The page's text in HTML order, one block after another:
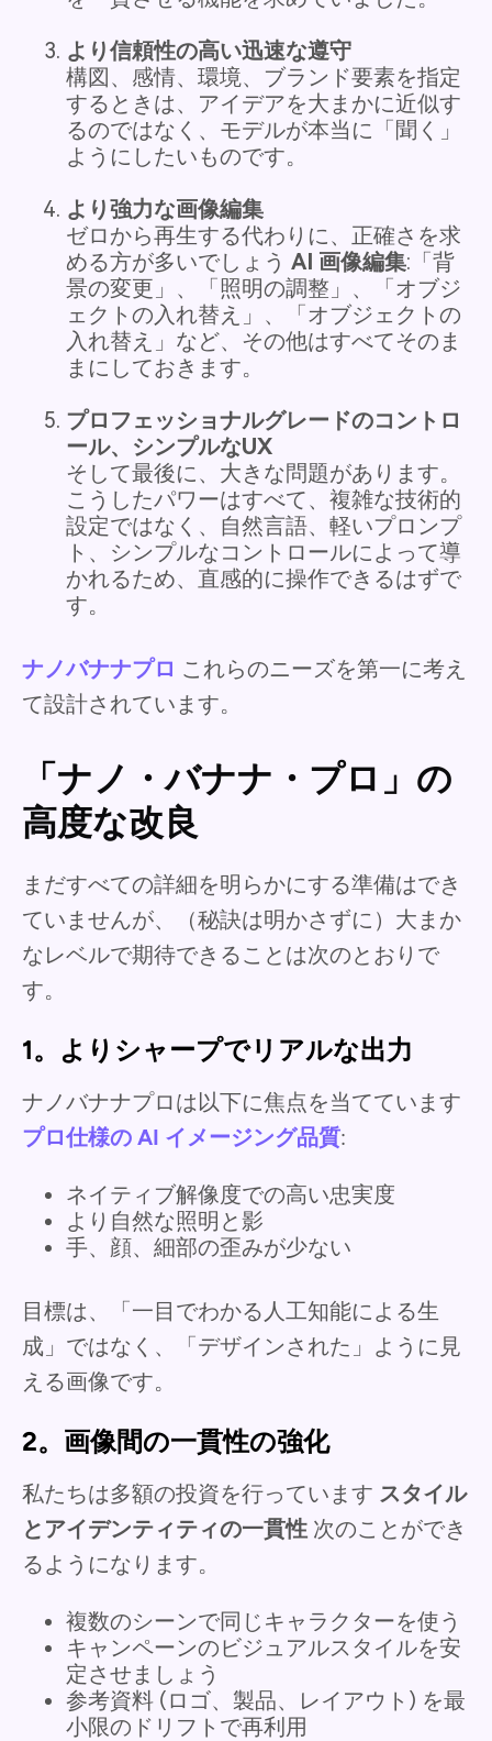
より信頼性の高い迅速な遵守
構図、感情、環境、ブランド要素を指定
するときは、アイデアを大まかに近似す
るのではなく、モデルが本当に「聞く」
ようにしたいものです。
より強力な画像編集
ゼロから再生する代わりに、正確さを求
める方が多いでしょう AI 画像編集:「背
景の変更」、「照明の調整」、「オブジ
ェクトの入れ替え」、「オブジェクトの
入れ替え」など、その他はすべてそのま
まにしておきます。
プロフェッショナルグレードのコントロ
ール、シンプルなUX
そして最後に、大きな問題があります。
こうしたパワーはすべて、複雑な技術的
設定ではなく、自然言語、軽いプロンプ
ト、シンプルなコントロールによって導
かれるため、直感的に操作できるはずで
す。
ナノバナナプロ これらのニーズを第一に考え
て設計されています。
「ナノ・バナナ・プロ」の
高度な改良
まだすべての詳細を明らかにする準備はでき
ていませんが、（秘訣は明かさずに）大まか
なレベルで期待できることは次のとおりで
す。
1。よりシャープでリアルな出力
ナノバナナプロは以下に焦点を当てています
プロ仕様の AI イメージング品質:
ネイティブ解像度での高い忠実度
より自然な照明と影
手、顔、細部の歪みが少ない
目標は、「一目でわかる人工知能による生
成」ではなく、「デザインされた」ように見
える画像です。
2。画像間の一貫性の強化
私たちは多額の投資を行っています スタイル
とアイデンティティの一貫性 次のことができ
るようになります。
複数のシーンで同じキャラクターを使う
キャンペーンのビジュアルスタイルを安
定させましょう
参考資料 (ロゴ、製品、レイアウト) を最
小限のドリフトで再利用